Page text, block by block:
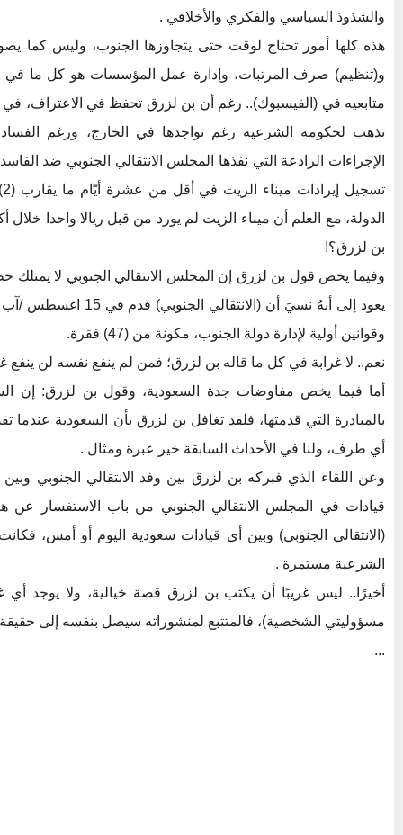
والشذوذ السياسي والفكري والأخلاقي .
هذه كلها أمور تحتاج لوقت حتى يتجاوزها الجنوب، وليس كما
و(تنظيم) صرف المرتبات، وإدارة عمل المؤسسات هو كل ما في
متابعيه في (الفيسبوك).. رغم أن بن لزرق تحفظ في الاعتراف، في
تذهب لحكومة الشرعية رغم تواجدها في الخارج، ورغم
الإجراءات الرادعة التي نفذها المجلس الانتقالي الجنوبي ضد
بن لزرق؟!
وفيما يخص قول بن لزرق إن المجلس الانتقالي الجنوبي لا يمتلك
وقوانين أولية لإدارة دولة الجنوب، مكونة من (47) فقرة.
نعم.. لا غرابة في كل ما قاله بن لزرق؛ فمن لم ينفع نفسه لن ينفع
أما فيما يخص مفاوضات جدة السعودية، وقول بن لزرق: إن
بالمبادرة التي قدمتها، فلقد تغافل بن لزرق بأن السعودية
أي طرف، ولنا في الأحداث السابقة خير عبرة ومثال .
وعن اللقاء الذي فبركه بن لزرق بين وفد الانتقالي الجنوبي
قيادات في المجلس الانتقالي الجنوبي من باب الاستفسار
(الانتقالي الجنوبي) وبين أي قيادات سعودية اليوم أو أمس، فكانت
الشرعية مستمرة .
أخيرًا.. ليس غريبًا أن يكتب بن لزرق قصة خيالية، ولا يوجد أي
مسؤوليتي الشخصية)، فالمتتبع لمنشوراته سيصل بنفسه إلى
...